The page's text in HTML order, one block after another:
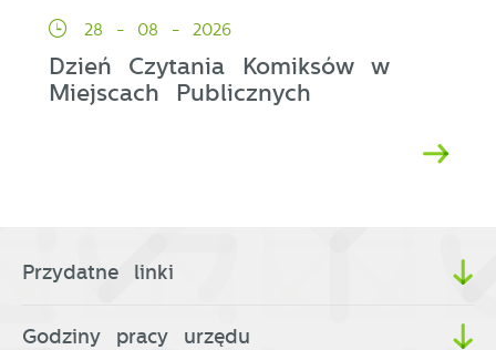
28 - 08 - 2026
Dzień Czytania Komiksów w
Miejscach Publicznych
Przydatne linki
Godziny pracy urzędu